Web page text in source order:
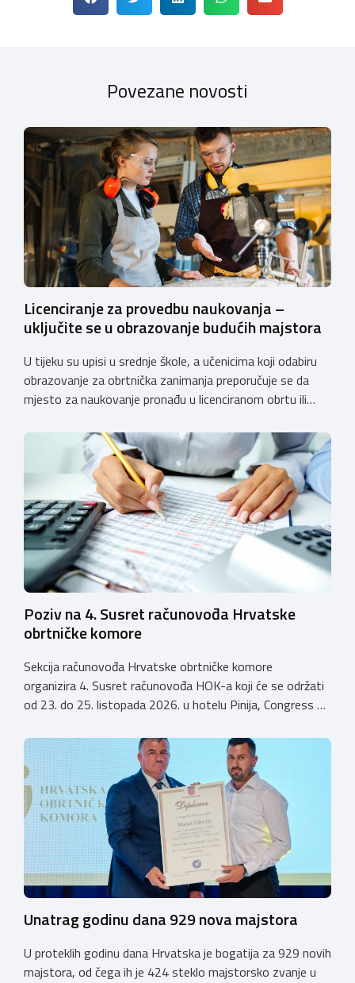
Povezane novosti
Licenciranje za provedbu naukovanja –
uključite se u obrazovanje budućih majstora
U tijeku su upisi u srednje škole, a učenicima koji odabiru
obrazovanje za obrtnička zanimanja preporučuje se da
mjesto za naukovanje pronađu u licenciranom obrtu ili
koji još nemaju licenciju da pokrenu postupak
licenciranja kako bi budućim učenicima omogućili
kvalitetno i sigurno stjecanje praktičnih znanja, a
istodobno ulagali u razvoj […]
Poziv na 4. Susret računovođa Hrvatske
obrtničke komore
Sekcija računovođa Hrvatske obrtničke komore
organizira 4. Susret računovođa HOK-a koji će se održati
od 23. do 25. listopada 2026. u hotelu Pinija, Congress &
otvoren u petak, 23. listopada 2026. u
poslijepodnevnim, uz uvodno predavanje i pozdrav
domaćina. Tijekom subote, 24. listopada, održavat će se
predavanja, interaktivne radionice te okrugli stolovi na
aktualne teme. […]
Unatrag godinu dana 929 nova majstora
U proteklih godinu dana Hrvatska je bogatija za 929 novih
majstora, od čega ih je 424 steklo majstorsko zvanje u